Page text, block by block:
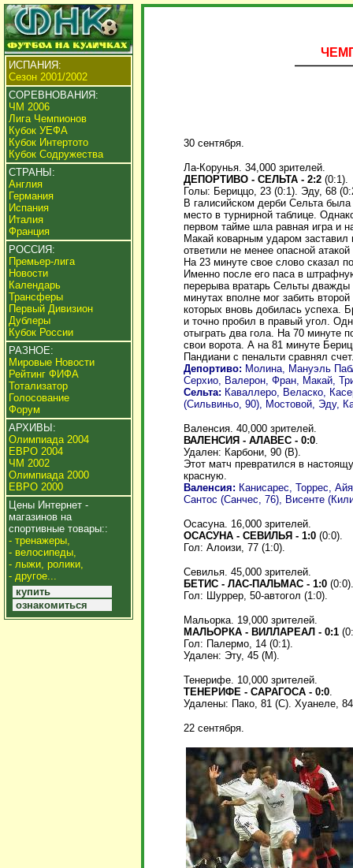
ИСПАНИЯ:
Сезон 2001/2002
СОРЕВНОВАНИЯ:
ЧМ 2006
Лига Чемпионов
Кубок УЕФА
Кубок Интертото
Кубок Содружества
СТРАНЫ:
Англия
Германия
Испания
Италия
Франция
РОССИЯ:
Премьер-лига
Новости
Календарь
Трансферы
Первый Дивизион
Дублеры
Кубок России
РАЗНОЕ:
Мировые Новости
Рейтинг ФИФА
Тотализатор
Голосование
Форум
АРХИВЫ:
Олимпиада 2004
ЕВРО 2004
ЧМ 2002
Олимпиада 2000
ЕВРО 2000
Цены Интернет -
магазинов на
спортивные товары::
- тренажеры,
- велосипеды,
- лыжи, ролики,
- другое...
купить
ознакомиться
30 сентября.
Ла-Корунья. 34,000 зрителей.
ДЕПОРТИВО - СЕЛЬТА - 2:2 (0:1).
Голы: Бериццо, 23 (0:1). Эду, 68
В галисийском дерби Сельта
место в турнирной таблице.
первом тайме шла равная игра и
Макай коварным ударом заставил
ответили не менее опасной
На 23 минуте свое слово сказал
Именно после его паса в
перерыва вратарь Сельты
минутах вполне мог забить
которых вновь добилась успеха.
и точно пробил в правый угол.
отыграть два гола. На 70 минуте
свои ворота. А на 81 минуте
Пандиани с пенальти сравнял
Депортиво: Молина, Мануэль
Серхио, Валерон, Фран, Макай,
Сельта: Каваллеро, Веласко,
(Сильвиньо, 90), Мостовой, Эду,
Валенсия. 40,000 зрителей.
ВАЛЕНСИЯ - АЛАВЕС - 0:0
Удален: Карбони, 90 (В).
Этот матч превратился в
красную.
Валенсия: Канисарес, Торрес,
Сантос (Санчес, 76), Висенте
Осасуна. 16,000 зрителей.
ОСАСУНА - СЕВИЛЬЯ - 1:0 (0:0).
Гол: Алоизи, 77 (1:0).
Севилья. 45,000 зрителей.
БЕТИС - ЛАС-ПАЛЬМАС - 1:0 (0:0).
Гол: Шуррер, 50-автогол (1:0).
Мальорка. 19,000 зрителей.
МАЛЬОРКА - ВИЛЛАРЕАЛ - 0:1
Гол: Палермо, 14 (0:1).
Удален: Эту, 45 (М).
Тенерифе. 10,000 зрителей.
ТЕНЕРИФЕ - САРАГОСА - 0:0
Удалены: Пако, 81 (С). Хуанеле,
22 сентября.